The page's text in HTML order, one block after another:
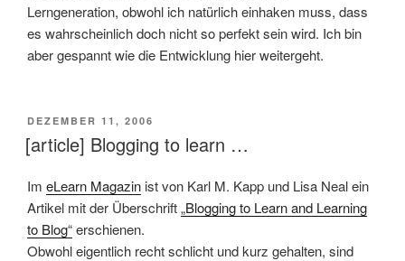
Lerngeneration, obwohl ich natürlich einhaken muss, dass
es wahrscheinlich doch nicht so perfekt sein wird. Ich bin
aber gespannt wie die Entwicklung hier weitergeht.
VERÖFFENTLICHT
AM
DEZEMBER 11, 2006
[article] Blogging to learn …
Im eLearn Magazin ist von Karl M. Kapp und Lisa Neal ein
Artikel mit der Überschrift„Blogging to Learn and Learning
to Blog“erschienen.
Obwohl eigentlich recht schlicht und kurz gehalten, sind